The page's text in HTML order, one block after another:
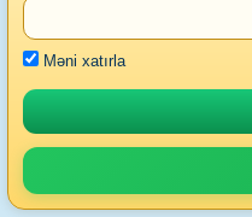
Məni xatırla